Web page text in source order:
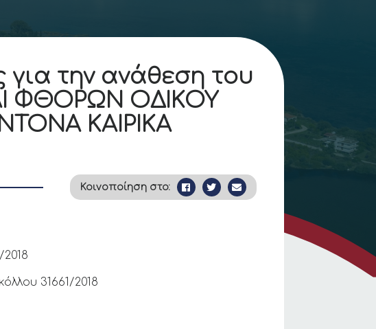
την ανάθεση του
ΦΘΟΡΩΝ ΟΔΙΚΟΥ
ΚΑΙΡΙΚΑ
Κοινοποίηση στο:
2018